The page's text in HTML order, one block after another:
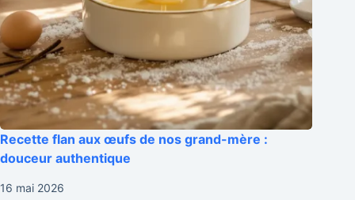
Recette flan aux œufs de nos grand-mère :
douceur authentique
16 mai 2026